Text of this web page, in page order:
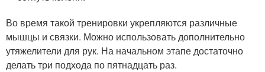
Во время такой тренировки укрепляются различные
мышцы и связки. Можно использовать дополнительно
утяжелители для рук. На начальном этапе достаточно
делать три подхода по пятнадцать раз.